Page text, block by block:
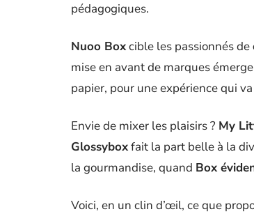
pédagogiques.
Nuoo Boxcible les passionnés de
mise en avant de marques
papier, pour une expérience qui
Envie de mixer les plaisirs ? My
Glossyboxfait la part belle à la
la gourmandise, quand Box
Voici, en un clin d’œil, ce que